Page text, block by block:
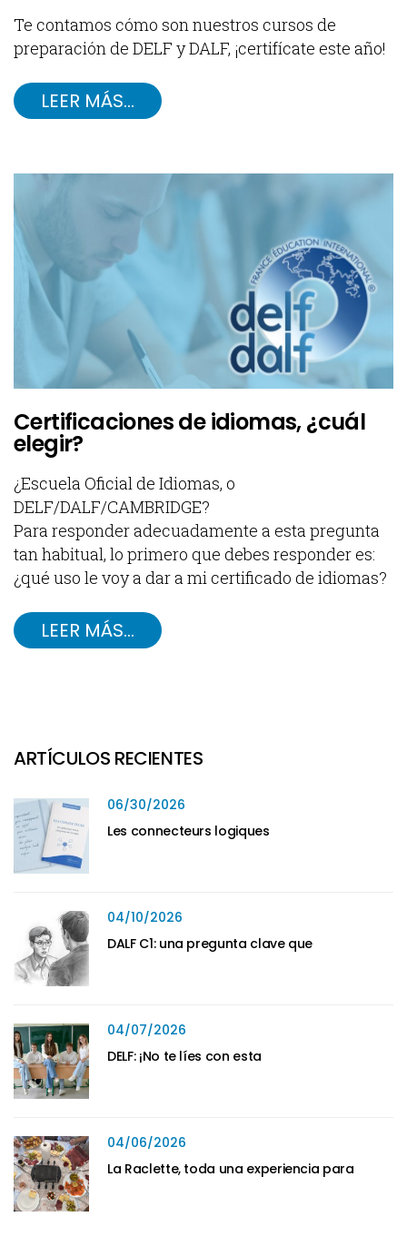
Te contamos cómo son nuestros cursos de
preparación de DELF y DALF, ¡certifícate este año!
LEER MÁS…
Certificaciones de idiomas, ¿cuál
elegir?
¿Escuela Oficial de Idiomas, o
DELF/DALF/CAMBRIDGE?
Para responder adecuadamente a esta pregunta
tan habitual, lo primero que debes responder es:
¿qué uso le voy a dar a mi certificado de idiomas?
LEER MÁS…
ARTÍCULOS RECIENTES
06/30/2026
Les connecteurs logiques
04/10/2026
DALF C1: una pregunta clave que
04/07/2026
DELF: ¡No te líes con esta
04/06/2026
La Raclette, toda una experiencia para